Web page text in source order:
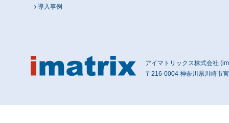
導入事例
アイマトリックス株式会社
〒216-0004 神奈川県川崎市